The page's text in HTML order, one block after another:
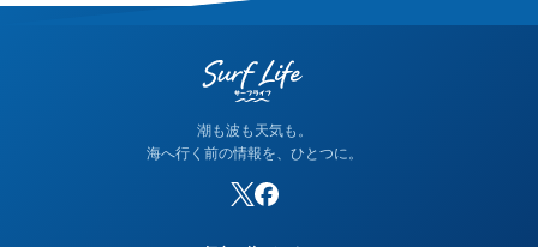
潮も波も天気も。
海へ行く前の情報を、ひとつに。